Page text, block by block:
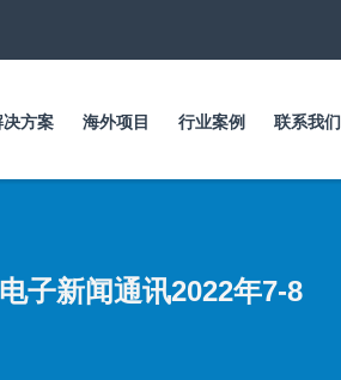
到
要
内
决方案 海外项目 行业案例 联系我们
子新闻通讯2022年7-8